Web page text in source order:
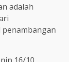
adalah